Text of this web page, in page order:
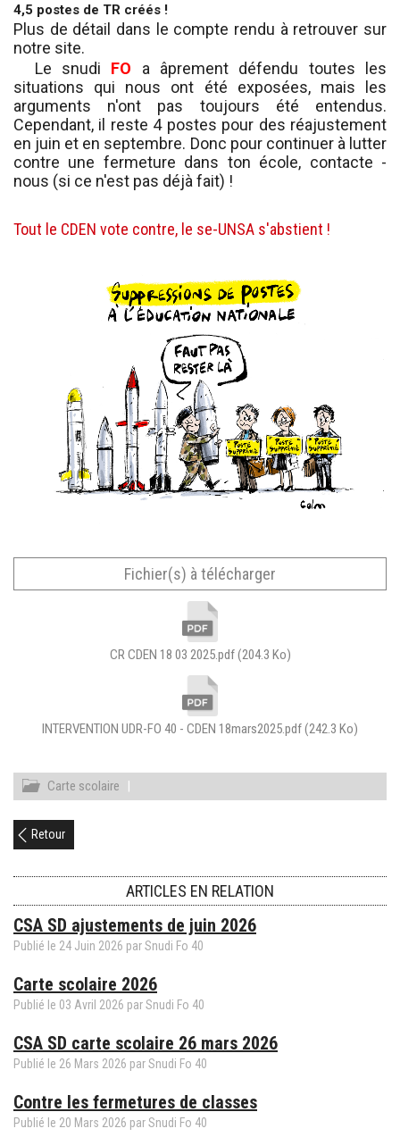
4,5 postes de TR créés !
Plus de détail dans le compte rendu à retrouver sur
notre site.
Le snudi FO a âprement défendu toutes les
situations qui nous ont été exposées, mais les
arguments n'ont pas toujours été entendus.
Cependant, il reste 4 postes pour des réajustement
en juin et en septembre. Donc pour continuer à lutter
contre une fermeture dans ton école, contacte -
nous (si ce n'est pas déjà fait) !
Tout le CDEN vote contre, le se-UNSA s'abstient !
Fichier(s) à télécharger
CR CDEN 18 03 2025.pdf(204.3 Ko)
INTERVENTION UDR-FO 40 - CDEN 18mars2025.pdf(242.3 Ko)
Carte scolaire |
Retour
ARTICLES EN RELATION
CSA SD ajustements de juin 2026
Publié le 24 Juin 2026 par Snudi Fo 40
Carte scolaire 2026
Publié le 03 Avril 2026 par Snudi Fo 40
CSA SD carte scolaire 26 mars 2026
Publié le 26 Mars 2026 par Snudi Fo 40
Contre les fermetures de classes
Publié le 20 Mars 2026 par Snudi Fo 40